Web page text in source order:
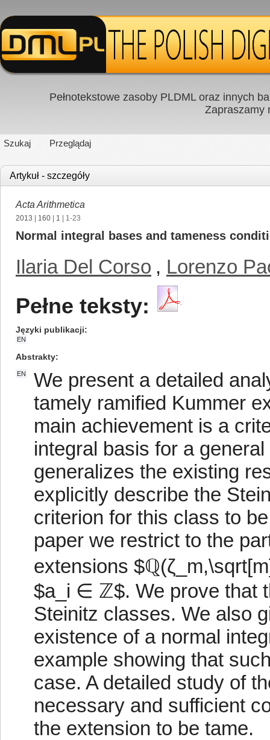
Pełnotekstowe zasoby PLDML oraz innych
Zapraszamy
Szukaj Przeglądaj
Artykuł - szczegóły
Acta Arithmetica
2013 160 1 | 1-23
Normal integral bases and tameness
Ilaria Del Corso , Lorenzo
Pełne teksty:
Języki publikacji
EN
Abstrakty
EN
We present a detailed
tamely ramified Kummer
main achievement is a
integral basis for a
generalizes the existing
explicitly describe the
criterion for this class to
paper we restrict to the
extensions
$a_i ∈ ℤ$. We prove that
Steinitz classes. We also
existence of a normal
example showing that
case. A detailed study of
necessary and sufficient
the extension to be tame.